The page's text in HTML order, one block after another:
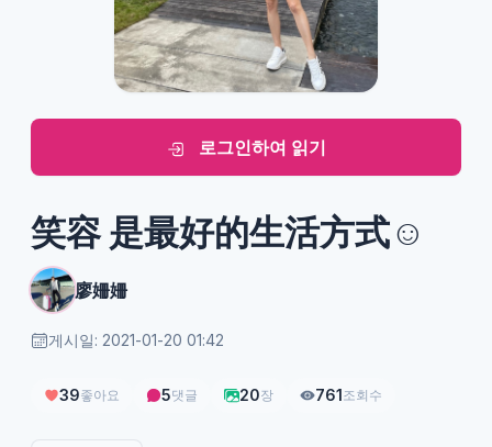
로그인하여 읽기
笑容 是最好的生活方式☺️
廖姍姍
게시일: 2021-01-20 01:42
39좋아요 5댓글 20장 761조회수